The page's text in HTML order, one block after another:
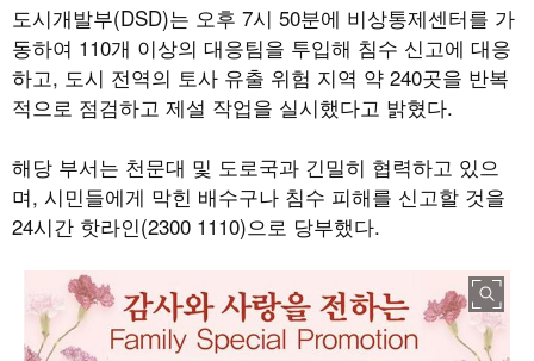
도시개발부(DSD)는 오후 7시 50분에 비상통제센터를 가
동하여 110개 이상의 대응팀을 투입해 침수 신고에 대응
하고, 도시 전역의 토사 유출 위험 지역 약 240곳을 반복
적으로 점검하고 제설 작업을 실시했다고 밝혔다.
해당 부서는 천문대 및 도로국과 긴밀히 협력하고 있으
며, 시민들에게 막힌 배수구나 침수 피해를 신고할 것을
24시간 핫라인(2300 1110)으로 당부했다.